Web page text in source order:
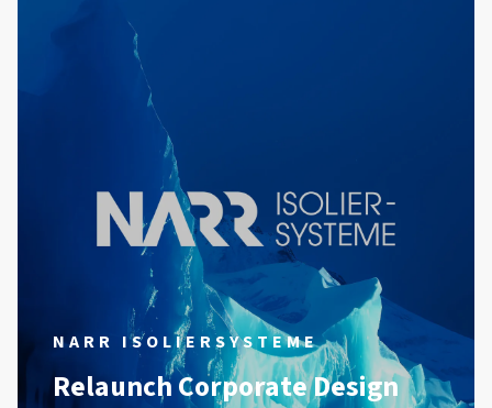
NARR ISOLIERSYSTEME
Relaunch Corporate Design